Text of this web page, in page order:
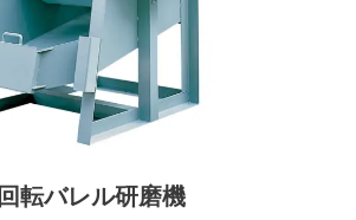
回転バレル研磨機